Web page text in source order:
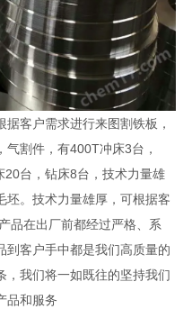
客户需求进行来图割铁板，
割件，有400T冲床3台，
台，钻床8台，技术力量雄
坯。技术力量雄厚，可根据客
品在出厂前都经过严格、系
到客户手中都是我们高质量的
，我们将一如既往的坚持我们
品和服务